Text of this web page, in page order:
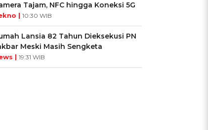
Tajam, NFC hingga Koneksi 5G
| 10:30 WIB
Lansia 82 Tahun Dieksekusi PN
Meski Masih Sengketa
| 19:31 WIB